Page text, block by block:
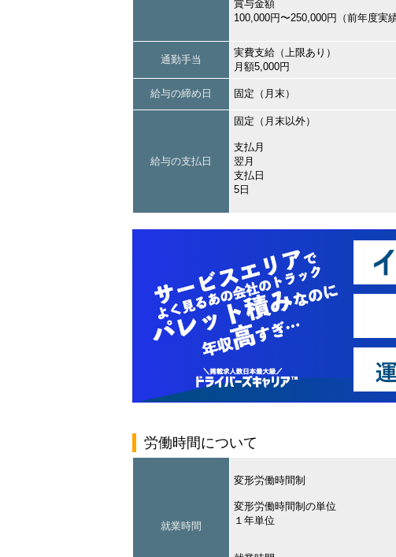
賞与金額
100,000円〜250,000円（前年度実績
通勤手当
実費支給（上限あり）
月額5,000円
給与の締め日 固定（月末）
給与の支払日
固定（月末以外）
支払月
翌月
支払日
5日
労働時間について
就業時間
変形労働時間制
変形労働時間制の単位
１年単位